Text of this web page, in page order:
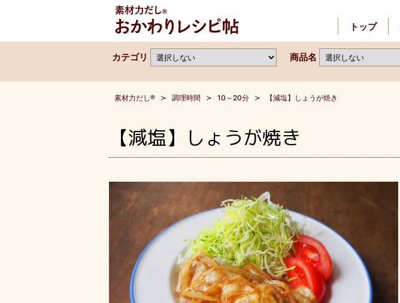
トップ
カテゴリ 商品名
素材力だし® 調理時間 10～20分 【減塩】しょうが焼き
【減塩】しょうが焼き